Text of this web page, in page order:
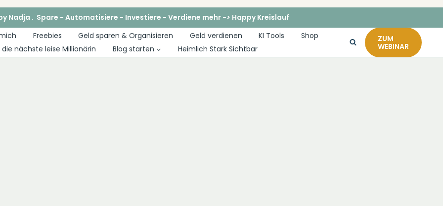
Nadja . Spare - Automatisiere - Investiere - Verdiene mehr -> Happy Kreislauf
Freebies Geld sparen & Organisieren Geld verdienen KI Tools
Shop
nächste leise Millionärin
Blog starten Heimlich Stark Sichtbar
ZUM
WEBINAR